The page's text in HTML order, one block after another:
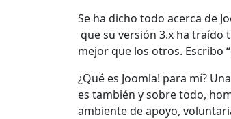
Se ha dicho todo acerca de
que su versión 3.x ha traído
mejor que los otros. Escribo
¿Qué es Joomla! para mí?
es también y sobre todo,
ambiente de apoyo,